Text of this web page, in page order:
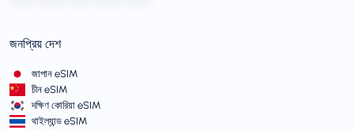
জনপ্রিয় দেশ
জাপান eSIM
চীন eSIM
দক্ষিণ কোরিয়া eSIM
থাইল্যান্ড eSIM